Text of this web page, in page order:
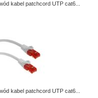
kabel patchcord UTP cat6...
kabel patchcord UTP cat6...